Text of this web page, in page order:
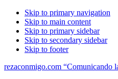
Skip to primary navigation
Skip to main content
Skip to primary sidebar
Skip to secondary sidebar
Skip to footer
rezaconmigo.com “Comunicando